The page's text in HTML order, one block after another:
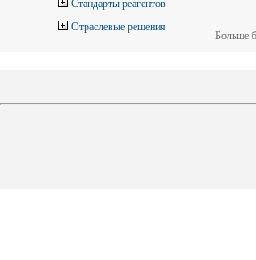
Стандарты реагентов
Отраслевые решения
Больше